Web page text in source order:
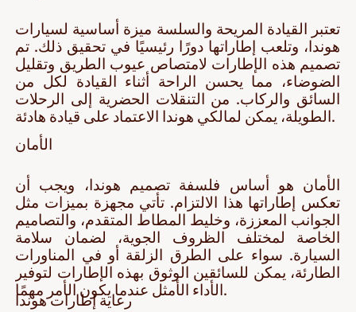
تعتبر القيادة المريحة والسلسة ميزة أساسية لسيارات
هوندا، وتلعب إطاراتها دورًا رئيسيًا في تحقيق ذلك. تم
تصميم هذه الإطارات لامتصاص عيوب الطريق وتقليل
الضوضاء، مما يحسن الراحة أثناء القيادة لكل من
السائق والركاب. من التنقلات الحضرية إلى الرحلات
الطويلة، يمكن لمالكي هوندا الاعتماد على قيادة هادئة.
الأمان
الأمان هو أساس فلسفة تصميم هوندا، ويجب أن
تعكس إطاراتها هذا الالتزام. تأتي مجهزة بميزات مثل
الجوانب المعززة، وخليط المطاط المتقدم، والتصاميم
الخاصة لمختلف الظروف الجوية، لضمان سلامة
السيارة. سواء على الطرق الزلقة أو في المناورات
الطارئة، يمكن للسائقين الوثوق بهذه الإطارات لتوفير
الأداء الأمثل عندما يكون الأمر مهمًا.
رعاية إطارات هوندا